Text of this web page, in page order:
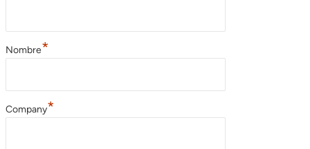
Nombre*
Company*